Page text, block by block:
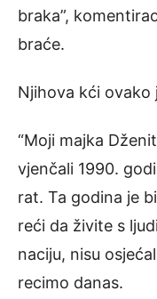
braka”,
braće.
Njihova kći ovako
“Moji majka
vjenčali 1990.
rat. Ta godina je
reći da živite s
naciju, nisu
recimo danas.